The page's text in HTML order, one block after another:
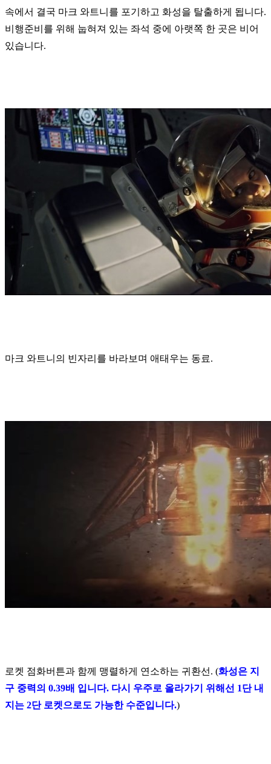
속에서 결국 마크 와트니를 포기하고 화성을 탈출하게 됩니다.
비행준비를 위해 눕혀져 있는 좌석 중에 아랫쪽 한 곳은 비어
있습니다.
마크 와트니의 빈자리를 바라보며 애태우는 동료.
로켓 점화버튼과 함께 맹렬하게 연소하는 귀환선. (화성은 지
구 중력의 0.39배 입니다. 다시 우주로 올라가기 위해선 1단 내
지는 2단 로켓으로도 가능한 수준입니다.)